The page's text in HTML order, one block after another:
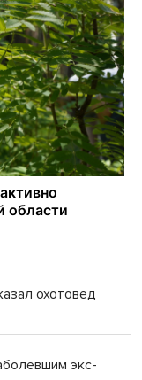
охотовед
экс-